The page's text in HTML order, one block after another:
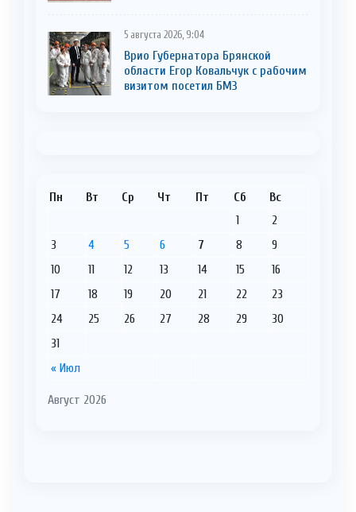
5 августа 2026, 9:04
Врио Губернатора Брянской
области Егор Ковальчук с рабочим
визитом посетил БМЗ
Август 2026
Пн Вт Ср Чт Пт Сб Вс
« Июл
1
2
3
4 5 6 7 8
9
10
11 12 13 14 15
16
17
18 19 20 21 22
23
24
25 26 27 28 29
30
31